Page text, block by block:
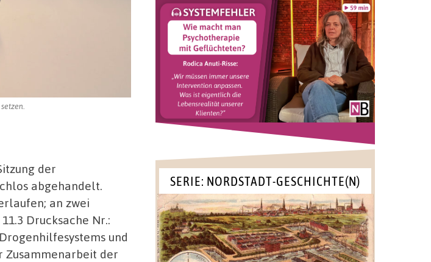
der
abgehandelt.
an zwei
Drucksache Nr.:
und
Zusammenarbeit der
SERIE: NORDSTADT-GESCHICHTE(N)